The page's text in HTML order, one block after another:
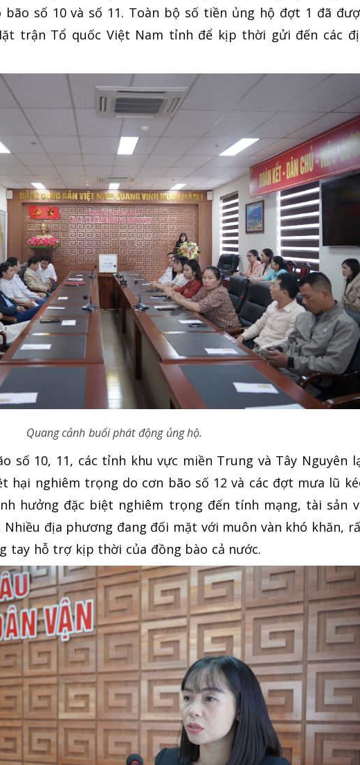
số 10 và số 11. Toàn bộ số tiền ủng hộ đợt 1 đã
trận Tổ quốc Việt Nam tỉnh để kịp thời gửi đến các
Quang cảnh buổi phát động ủng hộ.
số 10, 11, các tỉnh khu vực miền Trung và Tây Nguyên
hại nghiêm trọng do cơn bão số 12 và các đợt mưa lũ
hưởng đặc biệt nghiêm trọng đến tính mạng, tài sản
Nhiều địa phương đang đối mặt với muôn vàn khó khăn,
tay hỗ trợ kịp thời của đồng bào cả nước.